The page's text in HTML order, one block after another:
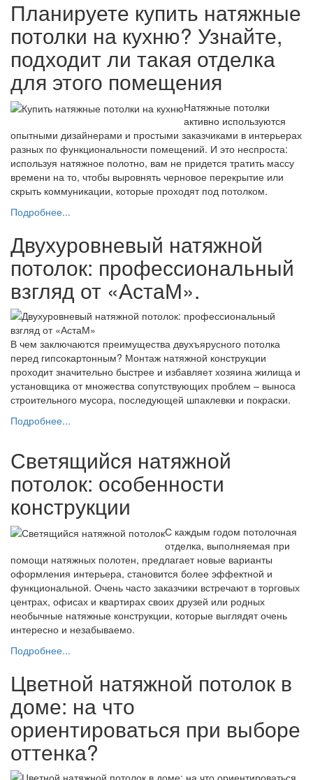
Планируете купить натяжные
потолки на кухню? Узнайте,
подходит ли такая отделка
для этого помещения
Натяжные потолки
активно используются
опытными дизайнерами и простыми заказчиками в интерьерах
разных по функциональности помещений. И это неспроста:
используя натяжное полотно, вам не придется тратить массу
времени на то, чтобы выровнять черновое перекрытие или
скрыть коммуникации, которые проходят под потолком.
Подробнее...
Двухуровневый натяжной
потолок: профессиональный
взгляд от «АстаМ».
В чем заключаются преимущества двухъярусного потолка
перед гипсокартонным? Монтаж натяжной конструкции
проходит значительно быстрее и избавляет хозяина жилища и
установщика от множества сопутствующих проблем – выноса
строительного мусора, последующей шпаклевки и покраски.
Подробнее...
Светящийся натяжной
потолок: особенности
конструкции
С каждым годом потолочная
отделка, выполняемая при
помощи натяжных полотен, предлагает новые варианты
оформления интерьера, становится более эффектной и
функциональной. Очень часто заказчики встречают в торговых
центрах, офисах и квартирах своих друзей или родных
необычные натяжные конструкции, которые выглядят очень
интересно и незабываемо.
Подробнее...
Цветной натяжной потолок в
доме: на что
ориентироваться при выборе
оттенка?